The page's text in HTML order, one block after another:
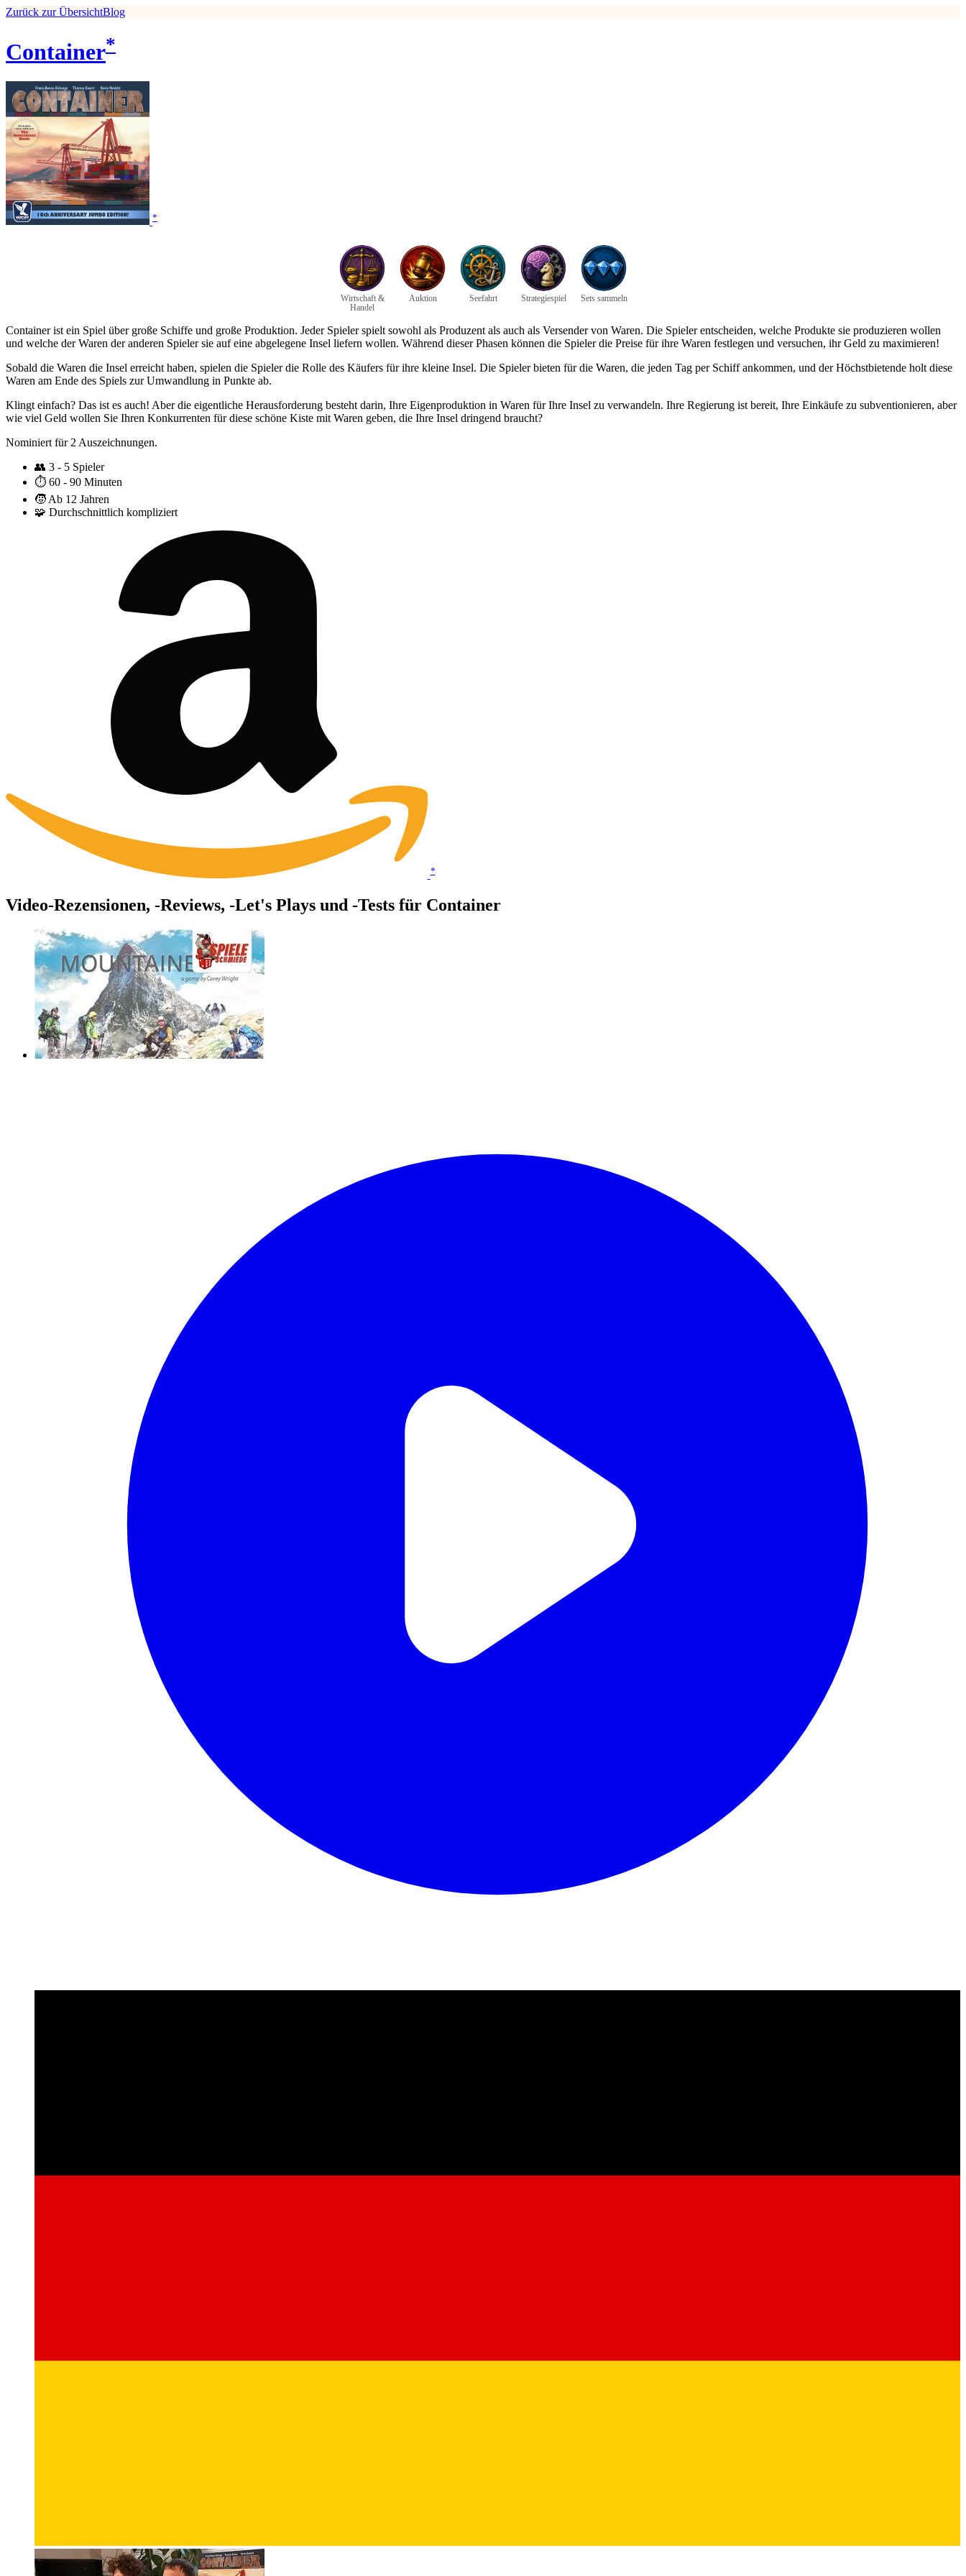
Zurück zur ÜbersichtBlog
Container*
*
Wirtschaft &
Handel
Auktion Seefahrt Strategiespiel Sets sammeln
Container ist ein Spiel über große Schiffe und große Produktion. Jeder Spieler spielt sowohl als Produzent als auch als Versender von Waren. Die Spieler entscheiden, welche Produkte sie produzieren wollen
und welche der Waren der anderen Spieler sie auf eine abgelegene Insel liefern wollen. Während dieser Phasen können die Spieler die Preise für ihre Waren festlegen und versuchen, ihr Geld zu maximieren!
Sobald die Waren die Insel erreicht haben, spielen die Spieler die Rolle des Käufers für ihre kleine Insel. Die Spieler bieten für die Waren, die jeden Tag per Schiff ankommen, und der Höchstbietende holt diese
Waren am Ende des Spiels zur Umwandlung in Punkte ab.
Klingt einfach? Das ist es auch! Aber die eigentliche Herausforderung besteht darin, Ihre Eigenproduktion in Waren für Ihre Insel zu verwandeln. Ihre Regierung ist bereit, Ihre Einkäufe zu subventionieren, aber
wie viel Geld wollen Sie Ihren Konkurrenten für diese schöne Kiste mit Waren geben, die Ihre Insel dringend braucht?
Nominiert für 2 Auszeichnungen.
👥 3 - 5 Spieler
⏱️ 60 - 90 Minuten
🧒 Ab 12 Jahren
🧩 Durchschnittlich kompliziert
*
Video-Rezensionen, -Reviews, -Let's Plays und -Tests für Container